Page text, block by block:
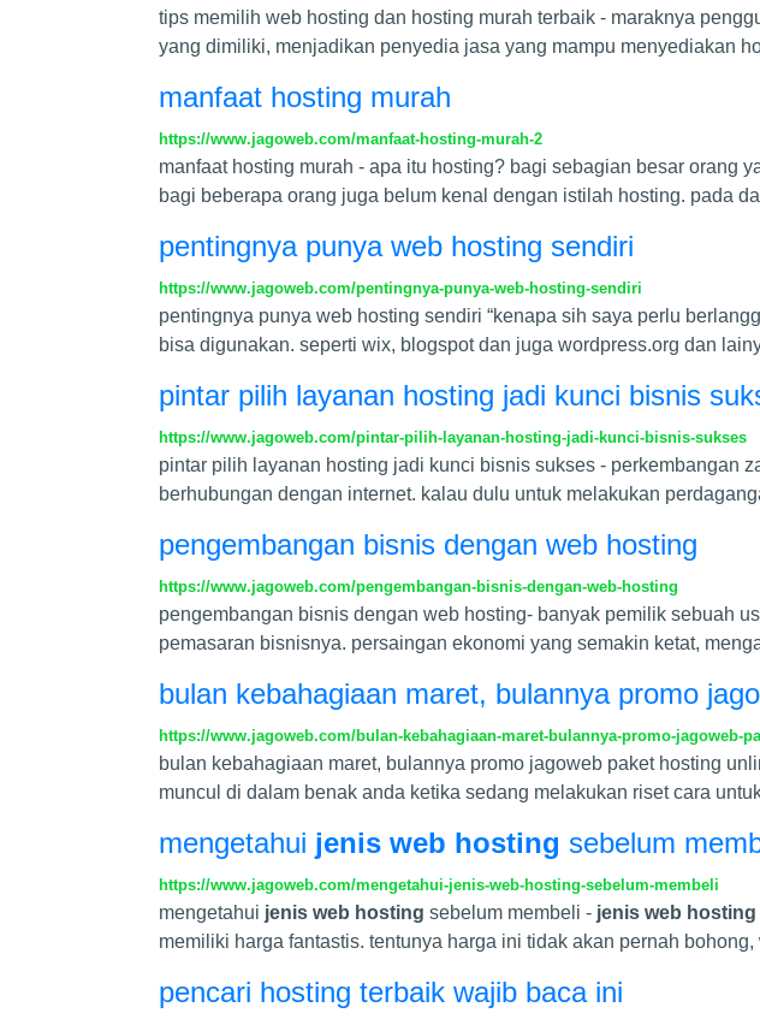
tips memilih web hosting dan hosting murah terbaik - maraknya
yang dimiliki, menjadikan penyedia jasa yang mampu menyediakan
manfaat hosting murah
https://www.jagoweb.com/manfaat-hosting-murah-2
manfaat hosting murah - apa itu hosting? bagi sebagian besar orang
bagi beberapa orang juga belum kenal dengan istilah hosting. pada
pentingnya punya web hosting sendiri
https://www.jagoweb.com/pentingnya-punya-web-hosting-sendiri
pentingnya punya web hosting sendiri “kenapa sih saya perlu
bisa digunakan. seperti wix, blogspot dan juga wordpress.org dan
pintar pilih layanan hosting jadi kunci bisnis
https://www.jagoweb.com/pintar-pilih-layanan-hosting-jadi-kunci-bisnis-sukses
pintar pilih layanan hosting jadi kunci bisnis sukses - perkembangan
berhubungan dengan internet. kalau dulu untuk melakukan
pengembangan bisnis dengan web hosting
https://www.jagoweb.com/pengembangan-bisnis-dengan-web-hosting
pengembangan bisnis dengan web hosting- banyak pemilik sebuah
pemasaran bisnisnya. persaingan ekonomi yang semakin ketat,
bulan kebahagiaan maret, bulannya promo
https://www.jagoweb.com/bulan-kebahagiaan-maret-bulannya-promo-jagoweb-
bulan kebahagiaan maret, bulannya promo jagoweb paket hosting
muncul di dalam benak anda ketika sedang melakukan riset cara
mengetahui jenis web hosting sebelum
https://www.jagoweb.com/mengetahui-jenis-web-hosting-sebelum-membeli
mengetahui jenis web hosting sebelum membeli - jenis web hosting
memiliki harga fantastis. tentunya harga ini tidak akan pernah
pencari hosting terbaik wajib baca ini